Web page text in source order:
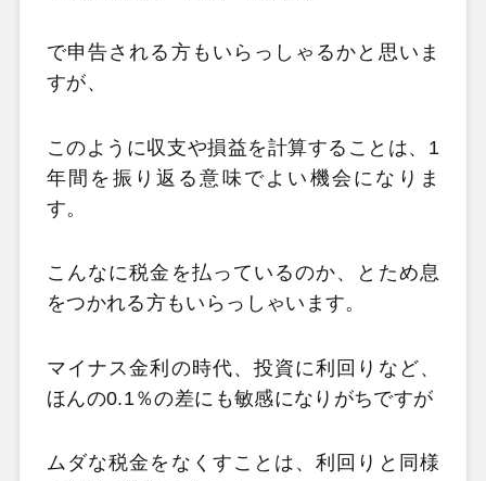
で申告される方もいらっしゃるかと思いま
すが、
このように収支や損益を計算することは、1
年間を振り返る意味でよい機会になりま
す。
こんなに税金を払っているのか、とため息
をつかれる方もいらっしゃいます。
マイナス金利の時代、投資に利回りなど、
ほんの0.1％の差にも敏感になりがちですが
ムダな税金をなくすことは、利回りと同様